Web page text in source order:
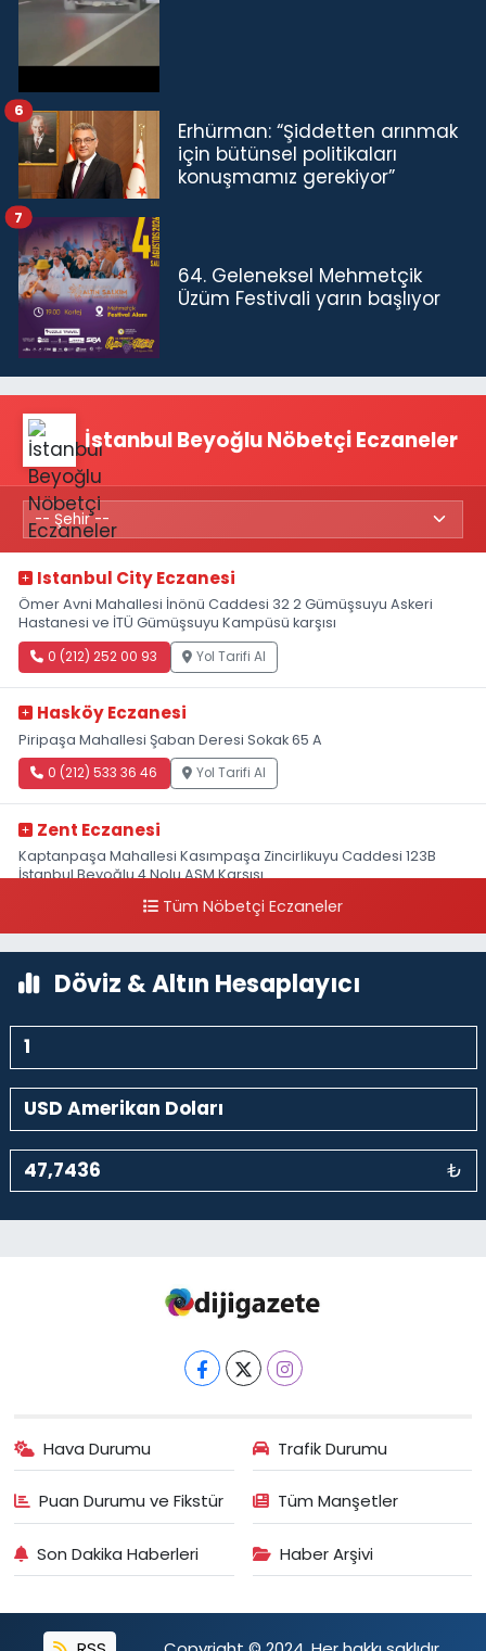
Erhürman: “Şiddetten arınmak
için bütünsel politikaları
konuşmamız gerekiyor”
6
64. Geleneksel Mehmetçik
Üzüm Festivali yarın başlıyor
7
İstanbul Beyoğlu Nöbetçi Eczaneler
Istanbul City Eczanesi
Ömer Avni Mahallesi İnönü Caddesi 32 2 Gümüşsuyu Askeri
Hastanesi ve İTÜ Gümüşsuyu Kampüsü karşısı
0 (212) 252 00 93 Yol Tarifi Al
Hasköy Eczanesi
Piripaşa Mahallesi Şaban Deresi Sokak 65 A
0 (212) 533 36 46 Yol Tarifi Al
Zent Eczanesi
Kaptanpaşa Mahallesi Kasımpaşa Zincirlikuyu Caddesi 123B
İstanbul Beyoğlu 4 Nolu ASM Karşısı
0 (212) 297 96 92 Yol Tarifi Al
Tüm Nöbetçi Eczaneler
Döviz & Altın Hesaplayıcı
₺
Hava Durumu Trafik Durumu
Puan Durumu ve Fikstür Tüm Manşetler
Son Dakika Haberleri Haber Arşivi